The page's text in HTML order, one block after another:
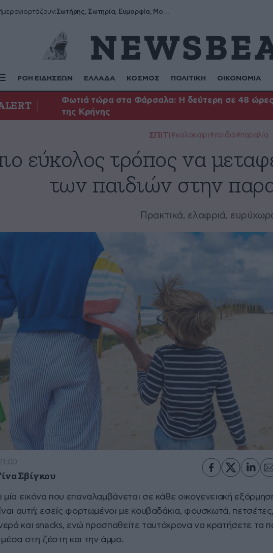
γιορτάζουν: Σωτήρης, Σωτηρία, Ευμορφία, Μορφούλα
ΡΟΗ ΕΙΔΗΣΕΩΝ ΕΛΛΑΔΑ ΚΟΣΜΟΣ ΠΟΛΙΤΙΚΗ ΟΙΚΟΝΟΜΙΑ
Φωτιά τώρα στα Φάρσαλα: Η δεύτερη σε 48 ώρες
της Κρήνης
ΣΠΙΤΙ #καλοκαίρι#παιδιά#παραλία
εύκολος τρόπος να
των παιδιών στην
Πρακτικά, ελαφριά,
Σβίγκου
μία εικόνα που επαναλαμβάνεται σε κάθε οικογενειακή
αυτή: εσείς φορτωμένοι με κουβαδάκια, φουσκωτά, πετσέτες,
νερά και snacks, ενώ προσπαθείτε ταυτόχρονα να κρατήσετε τα
στη ζέστη και την άμμο.